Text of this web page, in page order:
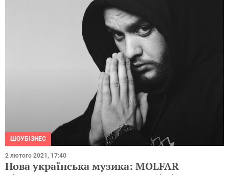
ШОУБІЗНЕС
2 лютого 2021, 17:40
Нова українська музика: MOLFAR